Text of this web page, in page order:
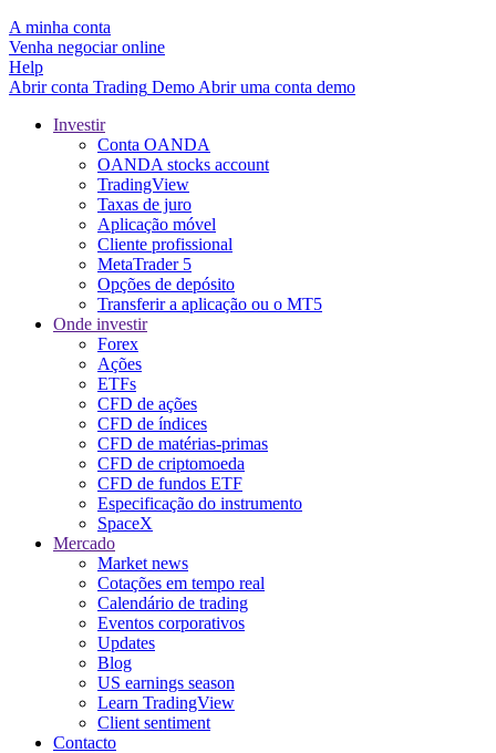
A minha conta
Venha negociar online
Help
Abrir conta Trading Demo Abrir uma conta demo
Investir
Conta OANDA
OANDA stocks account
TradingView
Taxas de juro
Aplicação móvel
Cliente profissional
MetaTrader 5
Opções de depósito
Transferir a aplicação ou o MT5
Onde investir
Forex
Ações
ETFs
CFD de ações
CFD de índices
CFD de matérias-primas
CFD de criptomoeda
CFD de fundos ETF
Especificação do instrumento
SpaceX
Mercado
Market news
Cotações em tempo real
Calendário de trading
Eventos corporativos
Updates
Blog
US earnings season
Learn TradingView
Client sentiment
Contacto